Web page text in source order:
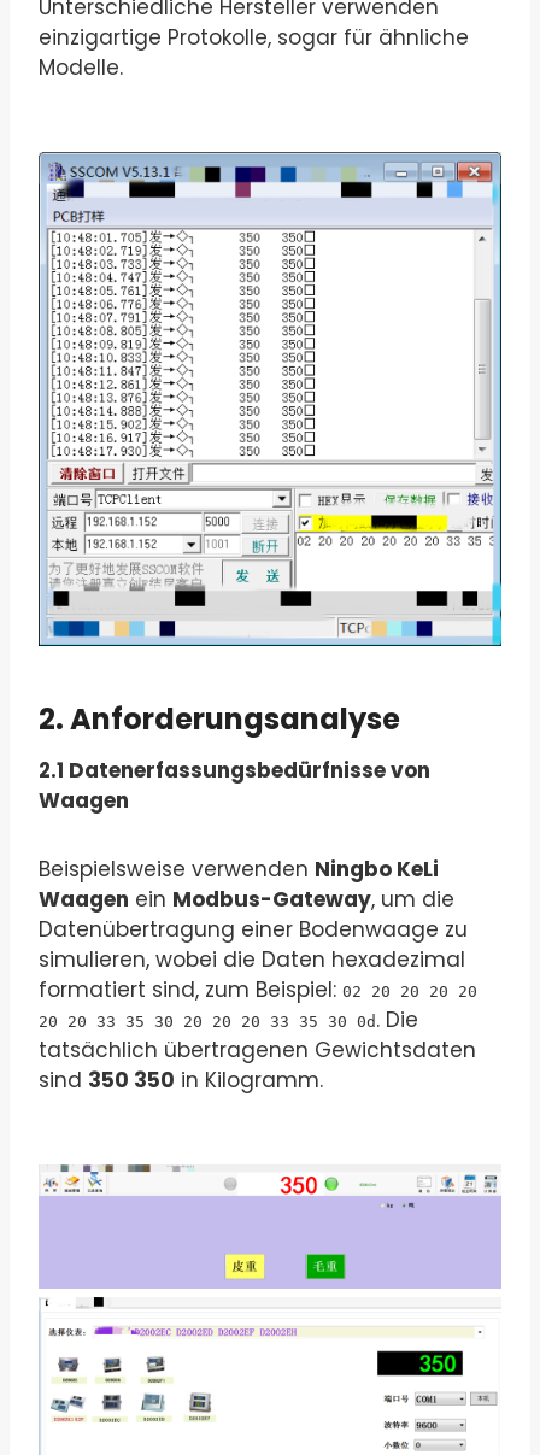
Unterschiedliche Hersteller verwenden
einzigartige Protokolle, sogar für ähnliche
Modelle.
2. Anforderungsanalyse
2.1 Datenerfassungsbedürfnisse von
Waagen
Beispielsweise verwenden Ningbo KeLi
Waagen ein Modbus-Gateway, um die
Datenübertragung einer Bodenwaage zu
simulieren, wobei die Daten hexadezimal
formatiert sind, zum Beispiel: 02 20 20 20 20
20 20 33 35 30 20 20 20 33 35 30 0d . Die
tatsächlich übertragenen Gewichtsdaten
sind 350 350 in Kilogramm.